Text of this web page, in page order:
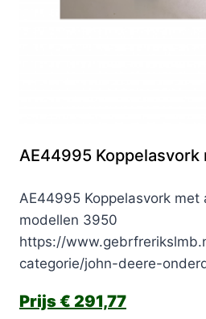
AE44995 Koppelasvork
AE44995 Koppelasvork met
modellen 3950
https://
categorie/john-deere-
€ 291,77